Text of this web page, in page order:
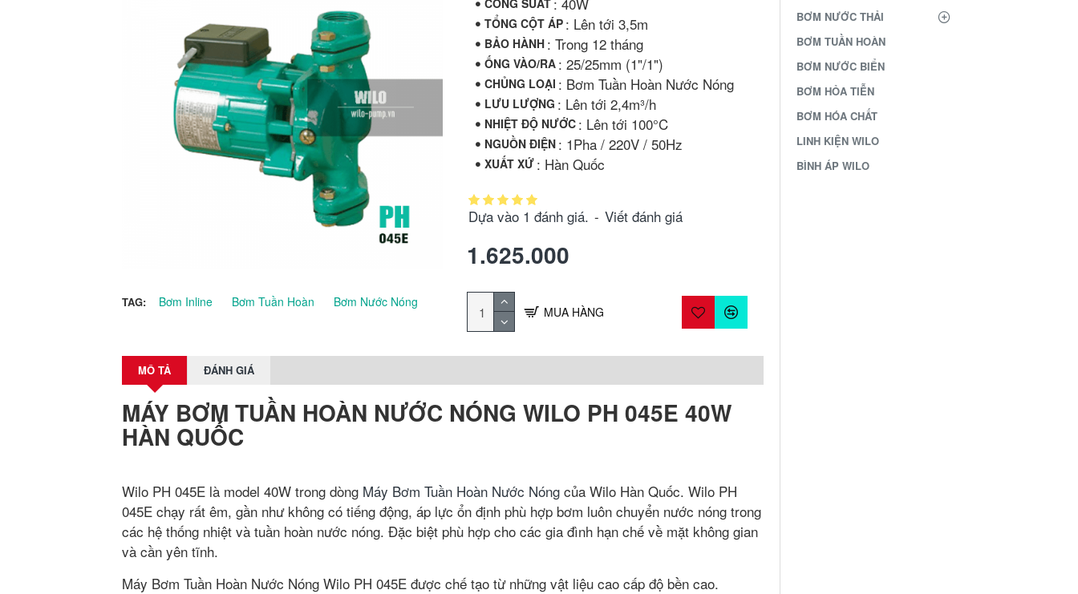
TAG: Bơm Inline Bơm Tuần Hoàn Bơm Nước Nóng
CÔNG SUẤT
TỔNG CỘT ÁP : Lên tới 3,5m
BẢO HÀNH : Trong 12 tháng
ỐNG VÀO/RA : 25/25mm (1"/1")
CHỦNG LOẠI : Bơm Tuần Hoàn Nước Nóng
LƯU LƯỢNG : Lên tới 2,4m³/h
NHIỆT ĐỘ NƯỚC : Lên tới 100°C
NGUỒN ĐIỆN : 1Pha / 220V / 50Hz
XUẤT XỨ : Hàn Quốc
Dựa vào 1 đánh giá. - Viết đánh giá
1.625.000
MUA HÀNG
MÔ TẢ ĐÁNH GIÁ
MÁY BƠM TUẦN HOÀN NƯỚC NÓNG WILO PH 045E 40W
HÀN QUỐC
Wilo PH 045E là model 40W trong dòng Máy Bơm Tuần Hoàn Nước Nóng của Wilo Hàn Quốc. Wilo PH
045E chạy rất êm, gần như không có tiếng động, áp lực ổn định phù hợp bơm luôn chuyển nước nóng trong
các hệ thống nhiệt và tuần hoàn nước nóng. Đặc biệt phù hợp cho các gia đình hạn chế về mặt không gian
và cần yên tĩnh.
Máy Bơm Tuần Hoàn Nước Nóng Wilo PH 045E được chế tạo từ những vật liệu cao cấp độ bền cao.
BƠM NƯỚC THẢI
BƠM TUẦN HOÀN
BƠM NƯỚC BIỂN
BƠM HỎA TIỄN
BƠM HÓA CHẤT
LINH KIỆN WILO
BÌNH ÁP WILO